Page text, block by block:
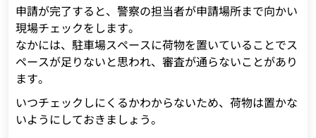
申請が完了すると、警察の担当者が申請場所まで向かい
現場チェックをします。
なかには、駐車場スペースに荷物を置いていることでス
ペースが足りないと思われ、審査が通らないことがあり
ます。
いつチェックしにくるかわからないため、荷物は置かな
いようにしておきましょう。